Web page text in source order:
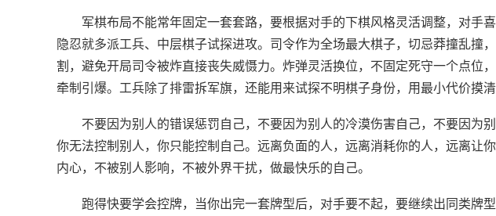
军棋布局不能常年固定一套套路，要根据对手的下棋风格灵活调整，对手
隐忍就多派工兵、中层棋子试探进攻。司令作为全场最大棋子，切忌莽撞乱撞
割，避免开局司令被炸直接丧失威慑力。炸弹灵活换位，不固定死守一个点位
牵制引爆。工兵除了排雷拆军旗，还能用来试探不明棋子身份，用最小代价摸清
不要因为别人的错误惩罚自己，不要因为别人的冷漠伤害自己，不要因为
你无法控制别人，你只能控制自己。远离负面的人，远离消耗你的人，远离让
内心，不被别人影响，不被外界干扰，做最快乐的自己。
跑得快要学会控牌，当你出完一套牌型后，对手要不起，要继续出同类牌